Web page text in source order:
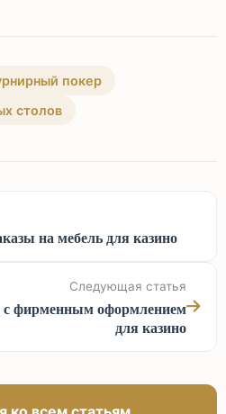
покер
столов
на мебель для казино
Следующая статья
с фирменным оформлением
для казино